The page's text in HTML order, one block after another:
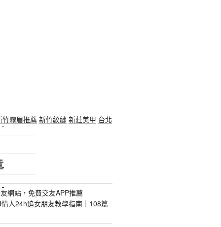
竹霧眉推薦 新竹紋繡 新莊美甲 台北
網站，免費交友APP推薦
人24h追女朋友教學指南｜108篇